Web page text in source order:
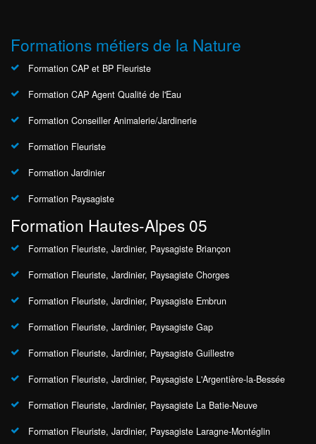
Formations métiers de la Nature
Formation CAP et BP Fleuriste
Formation CAP Agent Qualité de l'Eau
Formation Conseiller Animalerie/Jardinerie
Formation Fleuriste
Formation Jardinier
Formation Paysagiste
Formation Hautes-Alpes 05
Formation Fleuriste, Jardinier, Paysagiste Briançon
Formation Fleuriste, Jardinier, Paysagiste Chorges
Formation Fleuriste, Jardinier, Paysagiste Embrun
Formation Fleuriste, Jardinier, Paysagiste Gap
Formation Fleuriste, Jardinier, Paysagiste Guillestre
Formation Fleuriste, Jardinier, Paysagiste L'Argentière-la-Bessée
Formation Fleuriste, Jardinier, Paysagiste La Batie-Neuve
Formation Fleuriste, Jardinier, Paysagiste Laragne-Montéglin